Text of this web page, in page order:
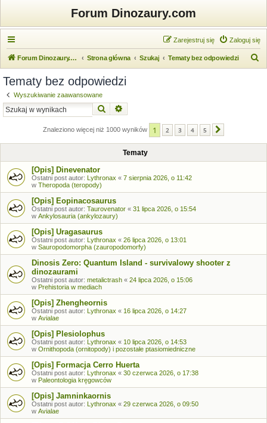
Forum Dinozaury.com
Zaloguj się
Zarejestruj się
Forum Dinozaury.com Strona główna Szukaj Tematy bez odpowiedzi
Tematy bez odpowiedzi
Wyszukiwanie zaawansowane
Szukaj
Znaleziono więcej niż 1000 wyników 1 2 3 4 5
Tematy
[Opis] Dinevenator
Ostatni post autor: Lythronax « 7 sierpnia 2026, o 11:42
w Theropoda (teropody)
[Opis] Eopinacosaurus
Ostatni post autor: Taurovenator « 31 lipca 2026, o 15:54
w Ankylosauria (ankylozaury)
[Opis] Uragasaurus
Ostatni post autor: Lythronax « 26 lipca 2026, o 13:01
w Sauropodomorpha (zauropodomorfy)
Dinosis Zero: Quantum Island - survivalowy shooter z
dinozaurami
Ostatni post autor: metalictrash « 24 lipca 2026, o 15:06
w Prehistoria w mediach
[Opis] Zhengheornis
Ostatni post autor: Lythronax « 16 lipca 2026, o 14:27
w Avialae
[Opis] Plesiolophus
Ostatni post autor: Lythronax « 10 lipca 2026, o 14:53
w Ornithopoda (ornitopody) i pozostałe ptasiomiedniczne
[Opis] Formacja Cerro Huerta
Ostatni post autor: Lythronax « 30 czerwca 2026, o 17:38
w Paleontologia kręgowców
[Opis] Jamninkaornis
Ostatni post autor: Lythronax « 29 czerwca 2026, o 09:50
w Avialae